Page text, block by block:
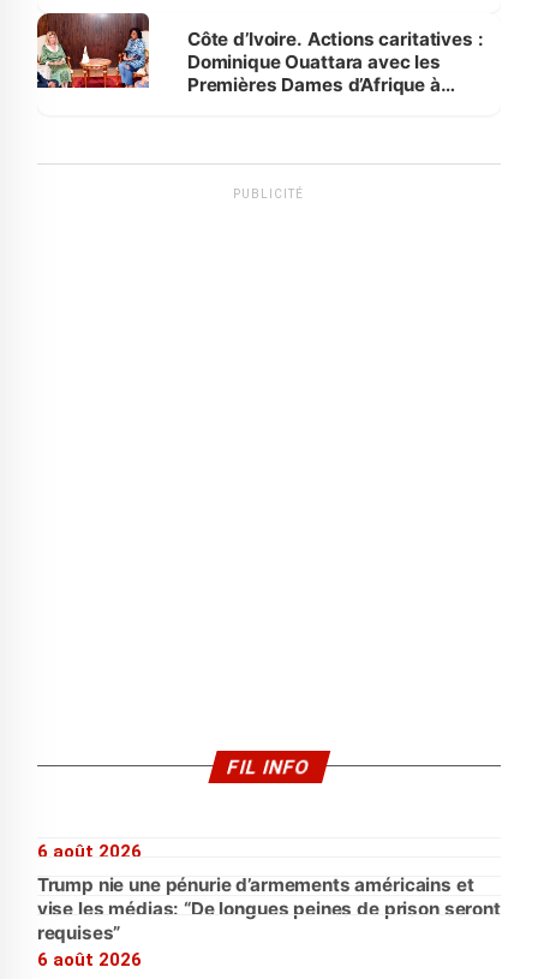
Côte d’Ivoire. Actions caritatives :
Dominique Ouattara avec les
Premières Dames d’Afrique à
PUBLICITÉ
FIL INFO
6 août 2026
Trump nie une pénurie d’armements américains et
vise les médias: “De longues peines de prison seront
requises”
6 août 2026